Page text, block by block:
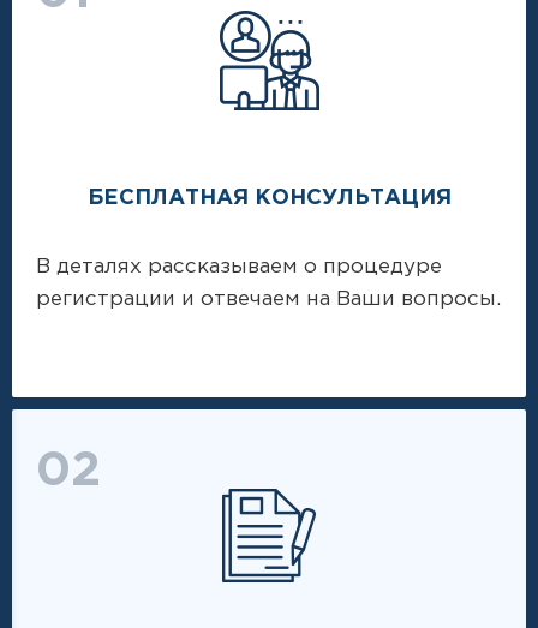
БЕСПЛАТНАЯ КОНСУЛЬТАЦИЯ
В деталях рассказываем о процедуре
регистрации и отвечаем на Ваши вопросы.
02